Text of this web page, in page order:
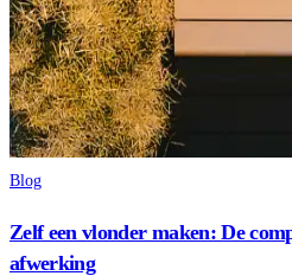
Blog
Zelf een vlonder maken: De
afwerking